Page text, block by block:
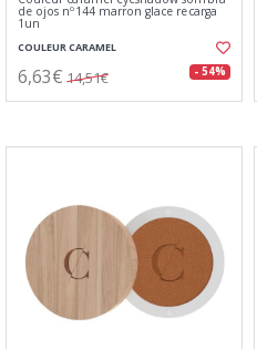
de ojos nº144 marron glace recarga
1un
COULEUR CARAMEL
6,63€ 14,51€ - 54%